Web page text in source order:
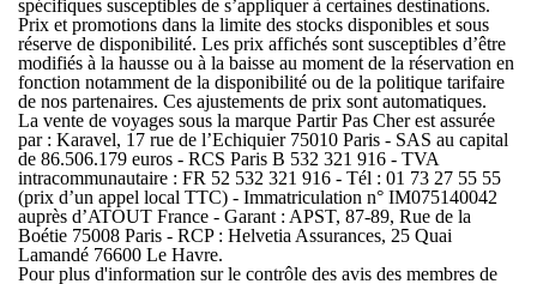
spécifiques susceptibles de s’appliquer à certaines destinations.
Prix et promotions dans la limite des stocks disponibles et sous
réserve de disponibilité. Les prix affichés sont susceptibles d’être
modifiés à la hausse ou à la baisse au moment de la réservation en
fonction notamment de la disponibilité ou de la politique tarifaire
de nos partenaires. Ces ajustements de prix sont automatiques.
La vente de voyages sous la marque Partir Pas Cher est assurée
par : Karavel, 17 rue de l’Echiquier 75010 Paris - SAS au capital
de 86.506.179 euros - RCS Paris B 532 321 916 - TVA
intracommunautaire : FR 52 532 321 916 - Tél : 01 73 27 55 55
(prix d’un appel local TTC) - Immatriculation n° IM075140042
auprès d’ATOUT France - Garant : APST, 87-89, Rue de la
Boétie 75008 Paris - RCP : Helvetia Assurances, 25 Quai
Lamandé 76600 Le Havre.
Pour plus d'information sur le contrôle des avis des membres de